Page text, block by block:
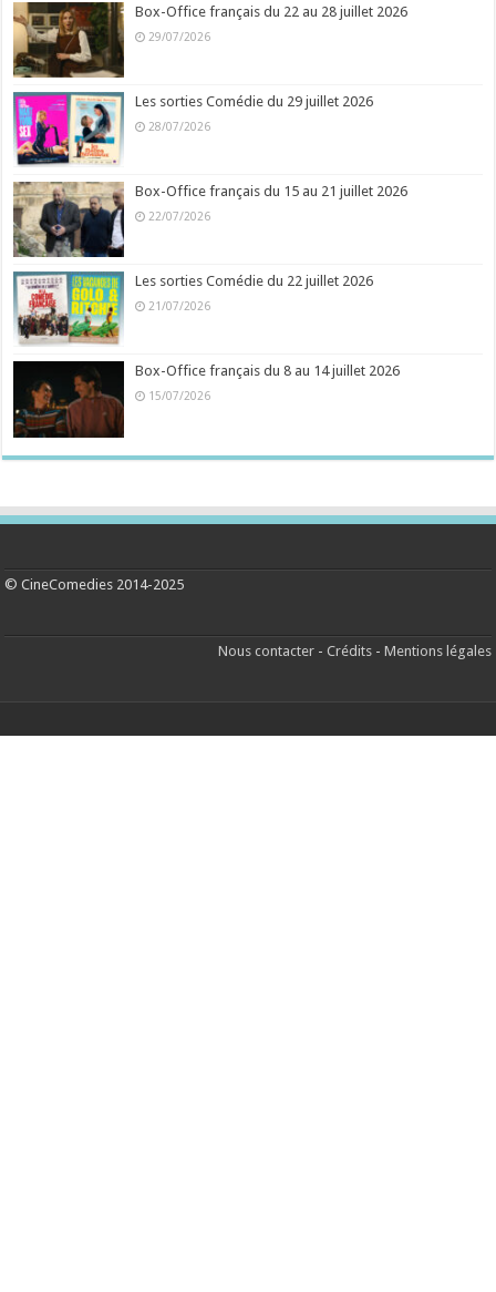
Box-Office français du 22 au 28 juillet 2026
29/07/2026
Les sorties Comédie du 29 juillet 2026
28/07/2026
Box-Office français du 15 au 21 juillet 2026
22/07/2026
Les sorties Comédie du 22 juillet 2026
21/07/2026
Box-Office français du 8 au 14 juillet 2026
15/07/2026
© CineComedies 2014-2025
Nous contacter- Crédits- Mentions légales